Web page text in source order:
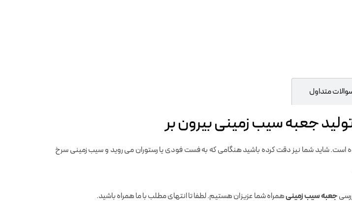
متداول
جعبه سیب زمینی بیرون‌ بر
است. شاید شما نیز دقت کرده باشید هنگامی که به فست‌ فودی یا رستوران می روید و سیب زمینی سرخ
جعبه سیب زمینیهمراه شما عزیزان هستیم. لطفا تا انتهای مطلب با ما همراه باشید.